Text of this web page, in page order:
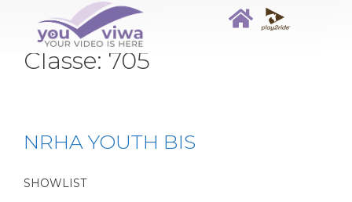
Classe: 705
NRHA YOUTH BIS
SHOWLIST